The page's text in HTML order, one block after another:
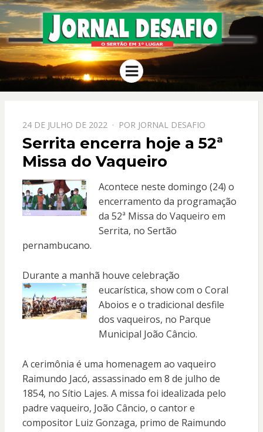
JORNAL
DESAFIO
O Sertão em 1º Lugar
Menu
PPOSTADO
EM
24 DE JULHO DE 2022 POR JORNAL DESAFIO
Serrita encerra hoje a 52ª
Missa do Vaqueiro
Acontece neste domingo (24) o
encerramento da programação
da 52ª Missa do Vaqueiro em
Serrita, no Sertão
pernambucano.
Durante a manhã houve celebração
eucarística, show com o Coral
Aboios e o tradicional desfile
dos vaqueiros, no Parque
Municipal João Câncio.
A cerimônia é uma homenagem ao vaqueiro
Raimundo Jacó, assassinado em 8 de julho de
1854, no Sítio Lajes. A missa foi idealizada pelo
padre vaqueiro, João Câncio, o cantor e
compositor Luiz Gonzaga, primo de Raimundo